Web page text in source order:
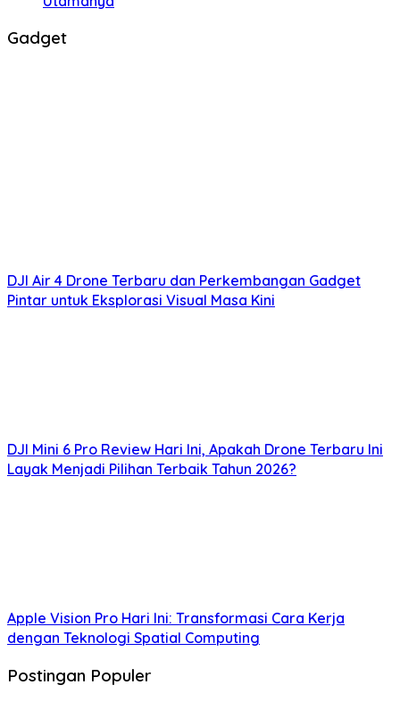
Gadget
DJI Air 4 Drone Terbaru dan Perkembangan Gadget
Pintar untuk Eksplorasi Visual Masa Kini
DJI Mini 6 Pro Review Hari Ini, Apakah Drone Terbaru Ini
Layak Menjadi Pilihan Terbaik Tahun 2026?
Apple Vision Pro Hari Ini: Transformasi Cara Kerja
dengan Teknologi Spatial Computing
Postingan Populer